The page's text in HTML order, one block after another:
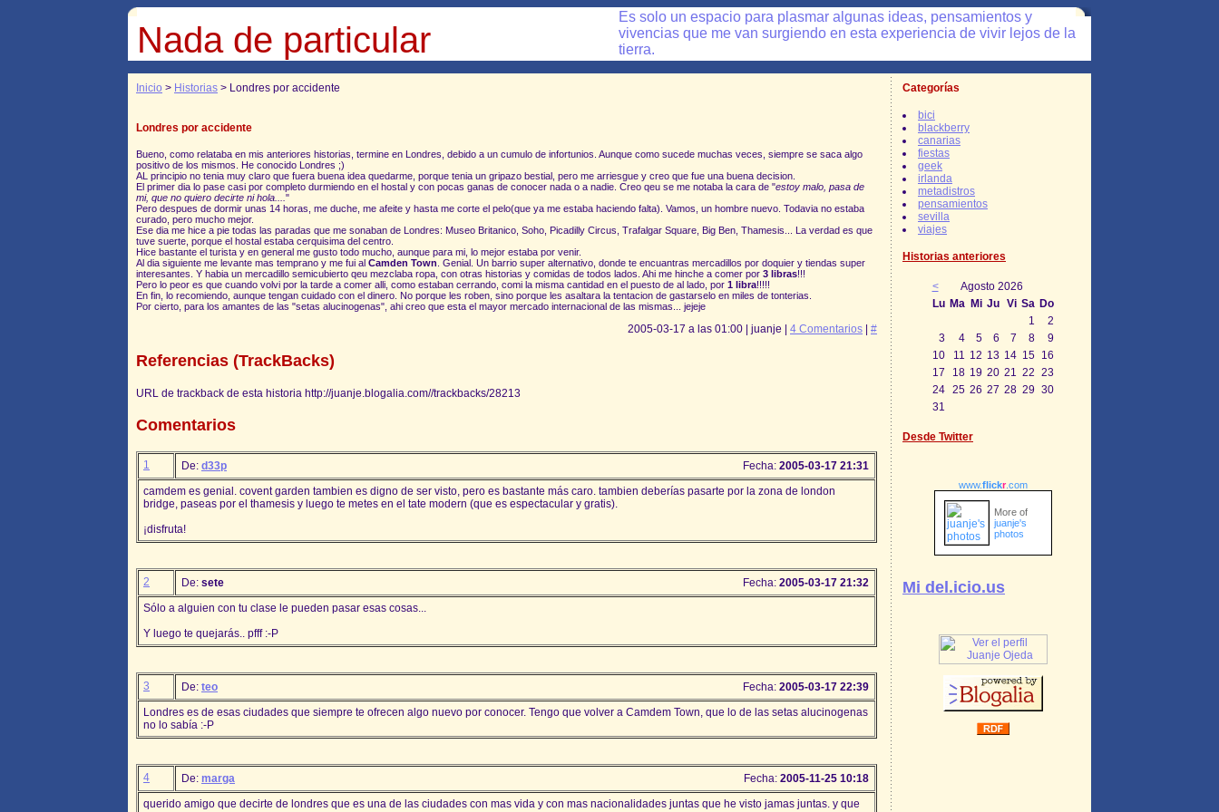
Nada de particular
Es solo un espacio para plasmar algunas ideas, pensamientos y
vivencias que me van surgiendo en esta experiencia de vivir lejos de la
tierra.
Inicio > Historias > Londres por accidente
Londres por accidente
Bueno, como relataba en mis anteriores historias, termine en Londres, debido a un cumulo de infortunios. Aunque como sucede muchas veces, siempre se saca algo
positivo de los mismos. He conocido Londres ;)
AL principio no tenia muy claro que fuera buena idea quedarme, porque tenia un gripazo bestial, pero me arriesgue y creo que fue una buena decision.
El primer dia lo pase casi por completo durmiendo en el hostal y con pocas ganas de conocer nada o a nadie. Creo qeu se me notaba la cara de "estoy malo, pasa de
mi, que no quiero decirte ni hola.... "
Pero despues de dormir unas 14 horas, me duche, me afeite y hasta me corte el pelo(que ya me estaba haciendo falta). Vamos, un hombre nuevo. Todavia no estaba
curado, pero mucho mejor.
Ese dia me hice a pie todas las paradas que me sonaban de Londres: Museo Britanico, Soho, Picadilly Circus, Trafalgar Square, Big Ben, Thamesis... La verdad es que
tuve suerte, porque el hostal estaba cerquisima del centro.
Hice bastante el turista y en general me gusto todo mucho, aunque para mi, lo mejor estaba por venir.
Al dia siguiente me levante mas temprano y me fui al Camden Town . Genial. Un barrio super alternativo, donde te encuantras mercadillos por doquier y tiendas super
interesantes. Y habia un mercadillo semicubierto qeu mezclaba ropa, con otras historias y comidas de todos lados. Ahi me hinche a comer por 3 libras!!!
Pero lo peor es que cuando volvi por la tarde a comer alli, como estaban cerrando, comi la misma cantidad en el puesto de al lado, por 1 libra!!!!!
En fin, lo recomiendo, aunque tengan cuidado con el dinero. No porque les roben, sino porque les asaltara la tentacion de gastarselo en miles de tonterias.
Por cierto, para los amantes de las "setas alucinogenas", ahi creo que esta el mayor mercado internacional de las mismas... jejeje
2005-03-17 a las 01:00 | juanje | 4 Comentarios #
Referencias (TrackBacks)
URL de trackback de esta historia http://juanje.blogalia.com//trackbacks/28213
Comentarios
1 De: d33p Fecha: 2005-03-17 21:31
camdem es genial. covent garden tambien es digno de ser visto, pero es bastante más caro. tambien deberías pasarte por la zona de london
bridge, paseas por el thamesis y luego te metes en el tate modern (que es espectacular y gratis).
¡disfruta!
2 De: sete Fecha: 2005-03-17 21:32
Sólo a alguien con tu clase le pueden pasar esas cosas...
Y luego te quejarás.. pfff :-P
3 De: teo Fecha: 2005-03-17 22:39
Londres es de esas ciudades que siempre te ofrecen algo nuevo por conocer. Tengo que volver a Camdem Town, que lo de las setas alucinogenas
no lo sabía :-P
4 De: marga Fecha: 2005-11-25 10:18
querido amigo que decirte de londres que es una de las ciudades con mas vida y con mas nacionalidades juntas que he visto jamas juntas. y que
Categorías
bici
blackberry
canarias
fiestas
geek
irlanda
metadistros
pensamientos
sevilla
viajes
Historias anteriores
<
Agosto 2026
Lu Ma Mi Ju Vi Sa Do
1
2
3
4 5 6 7 8
9
10
11 12 13 14 15
16
17
18 19 20 21 22 23
24
25 26 27 28 29 30
31
Desde Twitter
www.flickr.com
More of
juanje's
photos
Mi del.icio.us